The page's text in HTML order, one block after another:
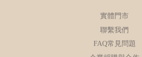
實體門市
聯繫我們
FAQ常見問題